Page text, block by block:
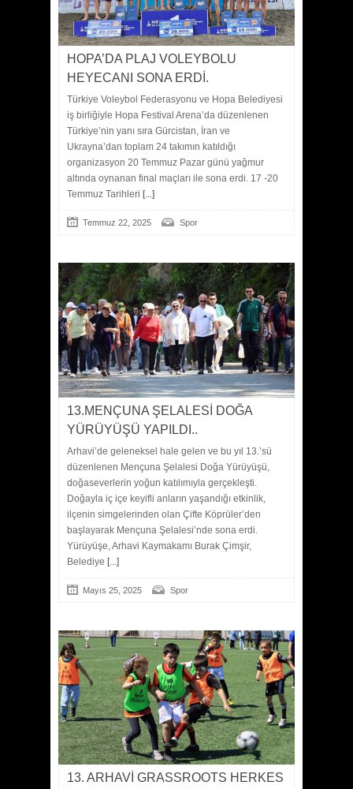
HOPA’DA PLAJ VOLEYBOLU
HEYECANI SONA ERDİ.
Türkiye Voleybol Federasyonu ve Hopa Belediyesi
iş birliğiyle Hopa Festival Arena’da düzenlenen
Türkiye’nin yanı sıra Gürcistan, İran ve
Ukrayna’dan toplam 24 takımın katıldığı
organizasyon 20 Temmuz Pazar günü yağmur
altında oynanan final maçları ile sona erdi. 17 -20
Temmuz Tarihleri [...]
Temmuz 22, 2025 Spor
13.MENÇUNA ŞELALESİ DOĞA
YÜRÜYÜŞÜ YAPILDI..
Arhavi’de geleneksel hale gelen ve bu yıl 13.’sü
düzenlenen Mençuna Şelalesi Doğa Yürüyüşü,
doğaseverlerin yoğun katılımıyla gerçekleşti.
Doğayla iç içe keyifli anların yaşandığı etkinlik,
ilçenin simgelerinden olan Çifte Köprüler’den
başlayarak Mençuna Şelalesi’nde sona erdi.
Yürüyüşe, Arhavi Kaymakamı Burak Çimşir,
Belediye [...]
Mayıs 25, 2025 Spor
13. ARHAVİ GRASSROOTS HERKES